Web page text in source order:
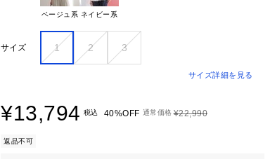
ベージュ系 ネイビー系
サイズ 1 2 3
サイズ詳細を見る
¥13,794 税込 40%OFF 通常価格 ¥22,990
返品不可